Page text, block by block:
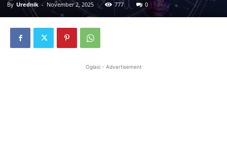
By Urednik - November 2, 2025 777 0
Oglasi - Advertisement